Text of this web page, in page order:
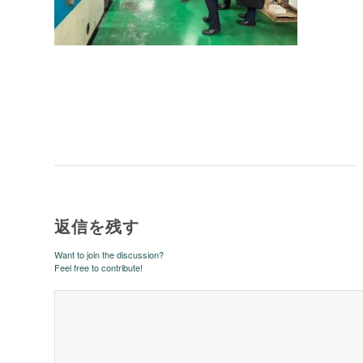
返信を残す
Want to join the discussion?
Feel free to contribute!